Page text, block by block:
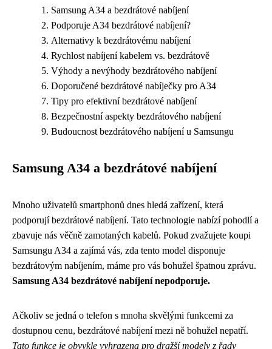
Samsung A34 a bezdrátové nabíjení
Podporuje A34 bezdrátové nabíjení?
Alternativy k bezdrátovému nabíjení
Rychlost nabíjení kabelem vs. bezdrátově
Výhody a nevýhody bezdrátového nabíjení
Doporučené bezdrátové nabíječky pro A34
Tipy pro efektivní bezdrátové nabíjení
Bezpečnostní aspekty bezdrátového nabíjení
Budoucnost bezdrátového nabíjení u Samsungu
Samsung A34 a bezdrátové nabíjení
Mnoho uživatelů smartphonů dnes hledá zařízení, která
podporují bezdrátové nabíjení. Tato technologie nabízí pohodlí a
zbavuje nás věčně zamotaných kabelů. Pokud zvažujete koupi
Samsungu A34 a zajímá vás, zda tento model disponuje
bezdrátovým nabíjením, máme pro vás bohužel špatnou zprávu.
Samsung A34 bezdrátové nabíjení nepodporuje.
Ačkoliv se jedná o telefon s mnoha skvělými funkcemi za
dostupnou cenu, bezdrátové nabíjení mezi ně bohužel nepatří.
Tato funkce je obvykle vyhrazena pro dražší modely z řady